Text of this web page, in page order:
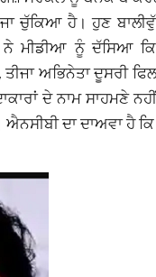
ਚੁੱਕਿਆ ਹੈ। ਹੁਣ
ਨੇ ਮੀਡੀਆ ਨੂੰ ਦੱਸਿਆ
ਅਭਿਨੇਤਾ ਦੂਸਰੀ
ਦੇ ਨਾਮ ਸਾਹਮਣੇ
ਦਾ ਦਾਅਵਾ ਹੈ ਕਿ